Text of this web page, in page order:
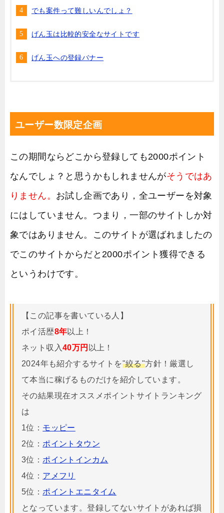
でも案件って難しいんでしょ？
げん玉は比較的安全なサイトです
げん玉への登録バナー
ユーザー数限定企画
この期間ならどこから登録しても2000ポイント
なんでしょ？ と思うかもしれませんがそうではあ
りません。 お試し企画であり，全ユーザーを対象
にはしていません。つまり，一部のサイトしか対
象ではありません。このサイトが選ばれましたの
でこのサイトからだと2000ポイント獲得できる
というわけです。
【この記事を書いている人】
ポイ活歴8年以上！
ネット収入40万円 以上！
2024年も紹介するサイトを"絞る"方針！厳選し
て本当に稼げるものだけを紹介しています。
その結果現在オススメポイントサイトランキング
は
1位： モッピー
2位： ポイントタウン
3位： ポイントインカム
4位： アメフリ
5位： ポイントエニタイム
となっています。登録してないサイトがあれば損